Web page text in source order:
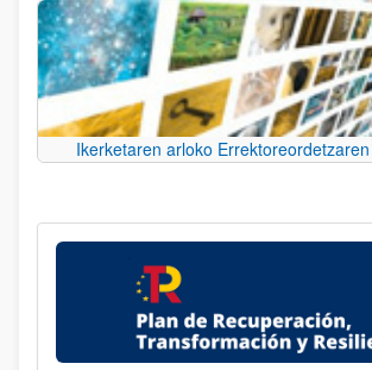
Ikerketaren arloko